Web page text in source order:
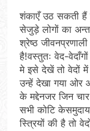
शंकाएँ उठ सकती हैं
सेजुड़े लोगों का
श्रेष्ठ
है!वस्तुतः वेद-
मे इसे देखें तो वेदों में
उन्हें देखा गया ओर
के मद्देनजर जिन
सभी कोटि
स्त्रियों की है तो